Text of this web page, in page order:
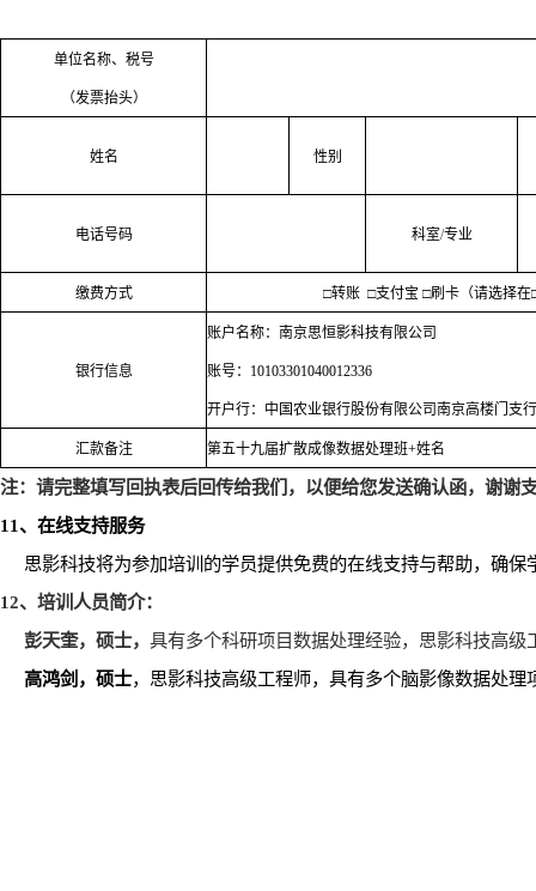
单位名称、税号
（发票抬头）
姓名 性别
电话号码 科室/专业
缴费方式 □转账 □支付宝 □刷卡（请选择在
银行信息
账户名称：南京思恒影科技有限公司
账号： 10103301040012336
开户行：中国农业银行股份有限公司南京高楼门支行
汇款备注 第五十九届扩散成像数据处理班+姓名
注：请完整填写回执表后回传给我们，以便给您发送确认函，谢谢
11、在线支持服务
思影科技将为参加培训的学员提供免费的在线支持与帮助，确
12、培训人员简介：
彭天奎，硕士， 具有多个科研项目数据处理经验，思影科技高级
高鸿剑，硕士，思影科技高级工程师，具有多个脑影像数据处理